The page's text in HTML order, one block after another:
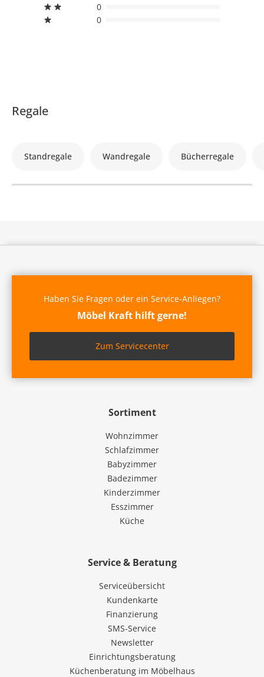
0
0
Regale
Standregale Wandregale Bücherregale
Sortiment
Wohnzimmer
Schlafzimmer
Babyzimmer
Badezimmer
Kinderzimmer
Esszimmer
Küche
Service & Beratung
Serviceübersicht
Kundenkarte
Finanzierung
SMS-Service
Newsletter
Einrichtungsberatung
Küchenberatung im Möbelhaus
Haben Sie Fragen oder ein Service-Anliegen?
Möbel Kraft hilft gerne!
Zum Servicecenter